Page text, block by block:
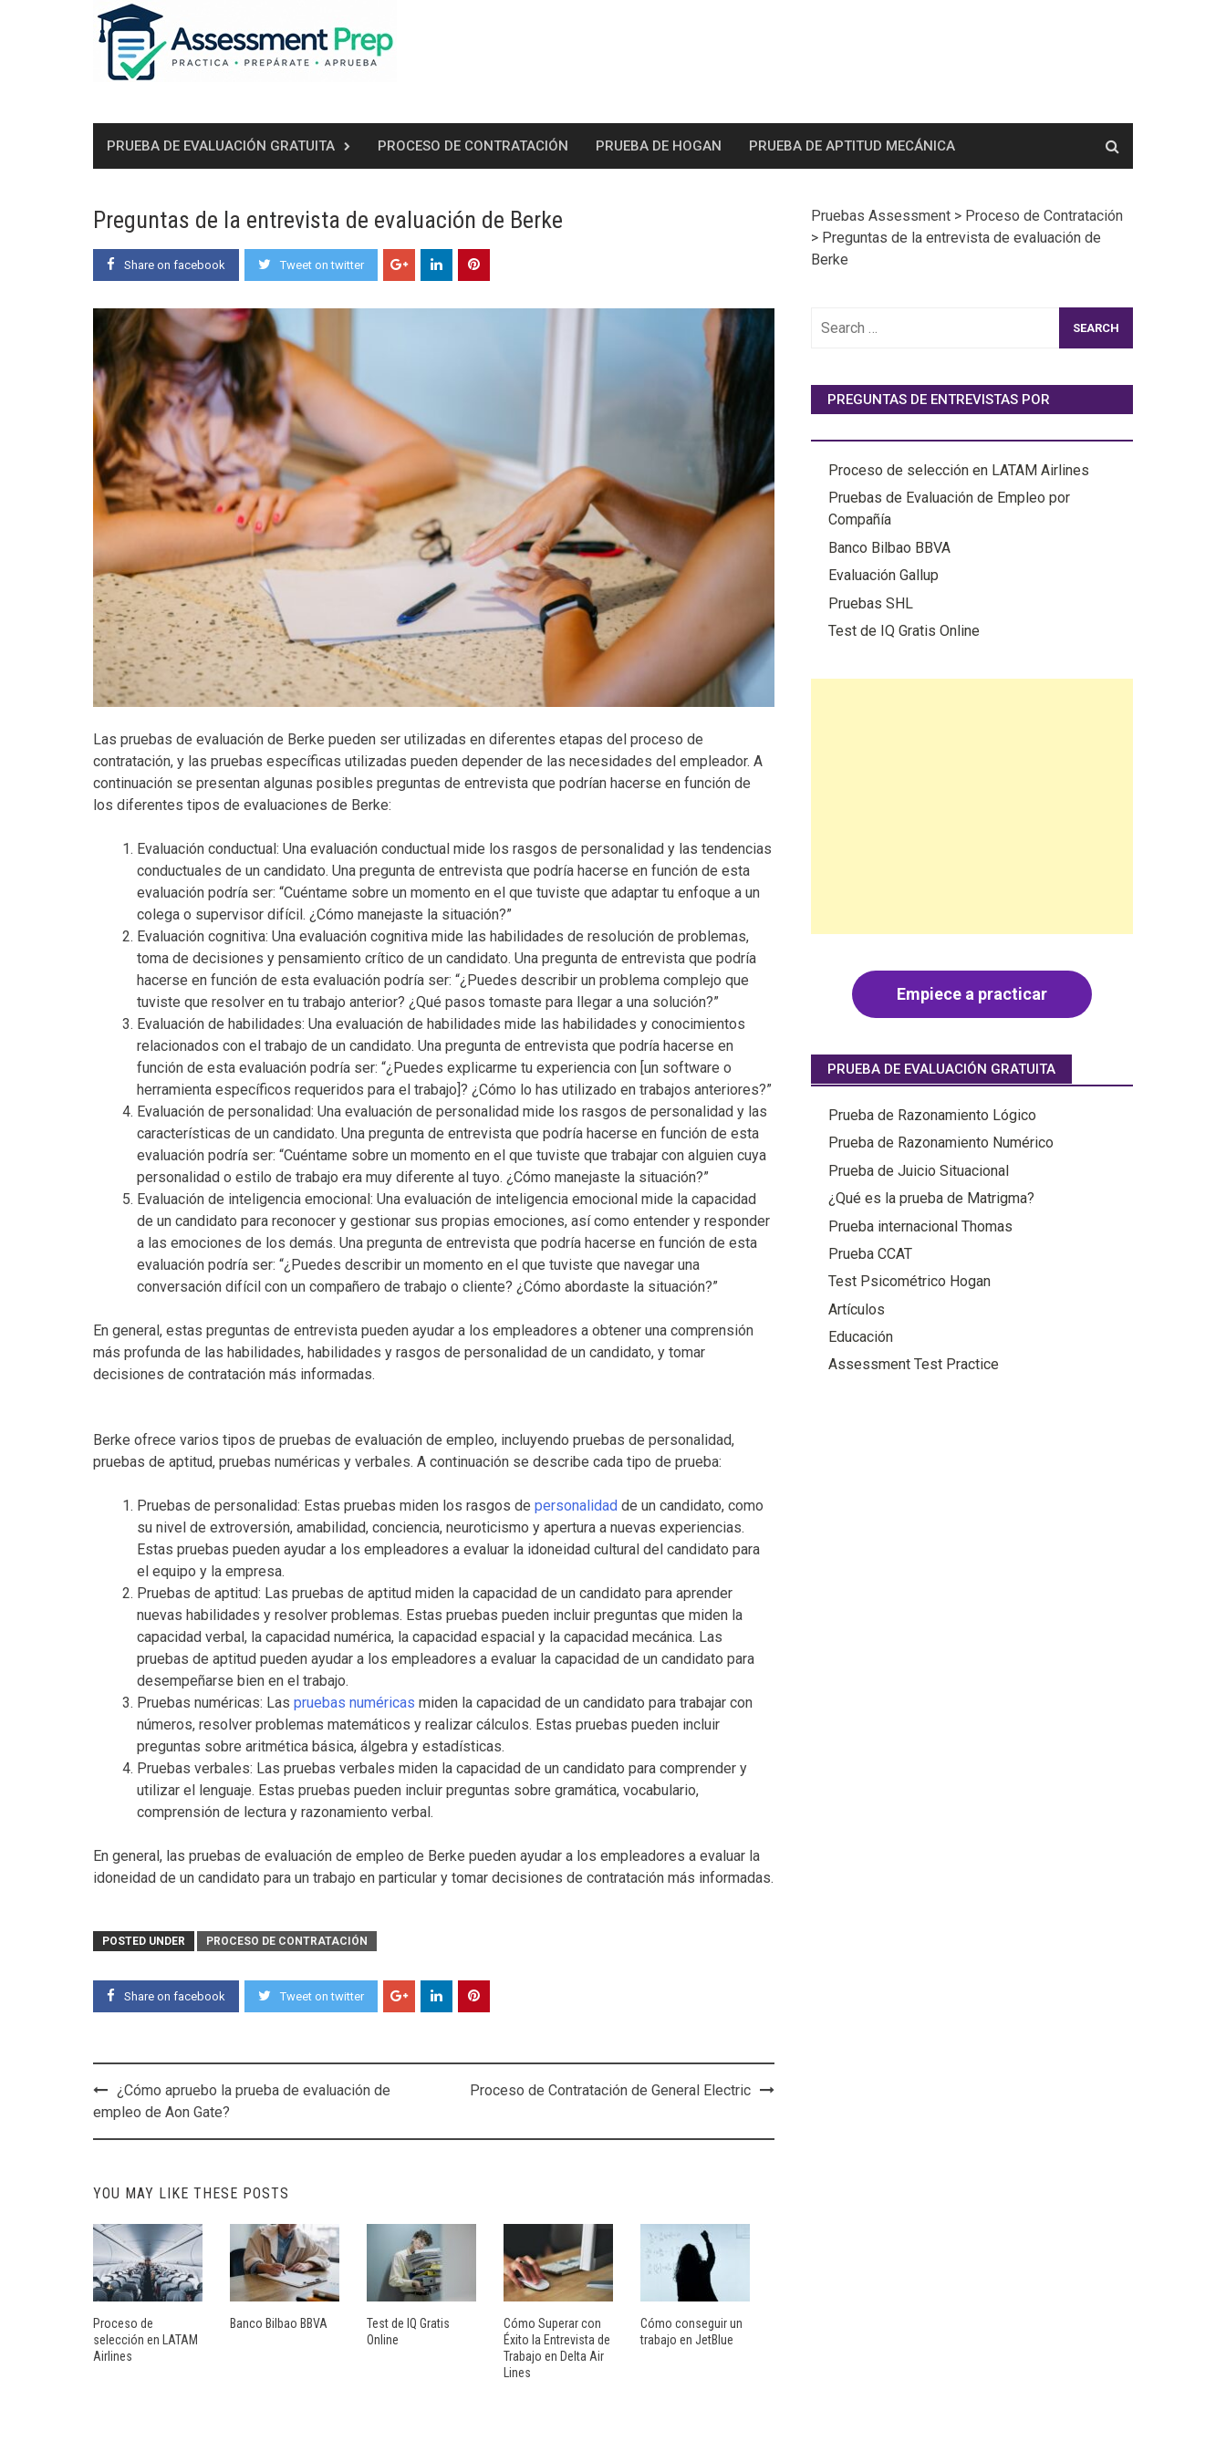
PRUEBA DE EVALUACIÓN GRATUITA PROCESO DE CONTRATACIÓN PRUEBA DE HOGAN PRUEBA DE APTITUD MECÁNICA
Preguntas de la entrevista de evaluación de Berke
Share on facebook Tweet on twitter
Las pruebas de evaluación de Berke pueden ser utilizadas en diferentes etapas del proceso de
contratación, y las pruebas específicas utilizadas pueden depender de las necesidades del empleador. A
continuación se presentan algunas posibles preguntas de entrevista que podrían hacerse en función de
los diferentes tipos de evaluaciones de Berke:
Evaluación conductual: Una evaluación conductual mide los rasgos de personalidad y las tendencias
conductuales de un candidato. Una pregunta de entrevista que podría hacerse en función de esta
evaluación podría ser: “Cuéntame sobre un momento en el que tuviste que adaptar tu enfoque a un
colega o supervisor difícil. ¿Cómo manejaste la situación?”
Evaluación cognitiva: Una evaluación cognitiva mide las habilidades de resolución de problemas,
toma de decisiones y pensamiento crítico de un candidato. Una pregunta de entrevista que podría
hacerse en función de esta evaluación podría ser: “¿Puedes describir un problema complejo que
tuviste que resolver en tu trabajo anterior? ¿Qué pasos tomaste para llegar a una solución?”
Evaluación de habilidades: Una evaluación de habilidades mide las habilidades y conocimientos
relacionados con el trabajo de un candidato. Una pregunta de entrevista que podría hacerse en
función de esta evaluación podría ser: “¿Puedes explicarme tu experiencia con [un software o
herramienta específicos requeridos para el trabajo]? ¿Cómo lo has utilizado en trabajos anteriores?”
Evaluación de personalidad: Una evaluación de personalidad mide los rasgos de personalidad y las
características de un candidato. Una pregunta de entrevista que podría hacerse en función de esta
evaluación podría ser: “Cuéntame sobre un momento en el que tuviste que trabajar con alguien cuya
personalidad o estilo de trabajo era muy diferente al tuyo. ¿Cómo manejaste la situación?”
Evaluación de inteligencia emocional: Una evaluación de inteligencia emocional mide la capacidad
de un candidato para reconocer y gestionar sus propias emociones, así como entender y responder
a las emociones de los demás. Una pregunta de entrevista que podría hacerse en función de esta
evaluación podría ser: “¿Puedes describir un momento en el que tuviste que navegar una
conversación difícil con un compañero de trabajo o cliente? ¿Cómo abordaste la situación?”
En general, estas preguntas de entrevista pueden ayudar a los empleadores a obtener una comprensión
más profunda de las habilidades, habilidades y rasgos de personalidad de un candidato, y tomar
decisiones de contratación más informadas.
Berke ofrece varios tipos de pruebas de evaluación de empleo, incluyendo pruebas de personalidad,
pruebas de aptitud, pruebas numéricas y verbales. A continuación se describe cada tipo de prueba:
Pruebas de personalidad: Estas pruebas miden los rasgos de personalidad de un candidato, como
su nivel de extroversión, amabilidad, conciencia, neuroticismo y apertura a nuevas experiencias.
Estas pruebas pueden ayudar a los empleadores a evaluar la idoneidad cultural del candidato para
el equipo y la empresa.
Pruebas de aptitud: Las pruebas de aptitud miden la capacidad de un candidato para aprender
nuevas habilidades y resolver problemas. Estas pruebas pueden incluir preguntas que miden la
capacidad verbal, la capacidad numérica, la capacidad espacial y la capacidad mecánica. Las
pruebas de aptitud pueden ayudar a los empleadores a evaluar la capacidad de un candidato para
desempeñarse bien en el trabajo.
Pruebas numéricas: Las pruebas numéricas miden la capacidad de un candidato para trabajar con
números, resolver problemas matemáticos y realizar cálculos. Estas pruebas pueden incluir
preguntas sobre aritmética básica, álgebra y estadísticas.
Pruebas verbales: Las pruebas verbales miden la capacidad de un candidato para comprender y
utilizar el lenguaje. Estas pruebas pueden incluir preguntas sobre gramática, vocabulario,
comprensión de lectura y razonamiento verbal.
En general, las pruebas de evaluación de empleo de Berke pueden ayudar a los empleadores a evaluar la
idoneidad de un candidato para un trabajo en particular y tomar decisiones de contratación más informadas.
POSTED UNDER PROCESO DE CONTRATACIÓN
Share on facebook Tweet on twitter
Post
navigation
¿Cómo apruebo la prueba de evaluación de
empleo de Aon Gate?
Proceso de Contratación de General Electric
YOU MAY LIKE THESE POSTS
Proceso de
selección en LATAM
Airlines
Banco Bilbao BBVA
Test de IQ Gratis
Online
Cómo Superar con
Éxito la Entrevista de
Trabajo en Delta Air
Lines
Cómo conseguir un
trabajo en JetBlue
Pruebas Assessment> Proceso de Contratación
> Preguntas de la entrevista de evaluación de
Berke
for:
PREGUNTAS DE ENTREVISTAS POR
Proceso de selección en LATAM Airlines
Pruebas de Evaluación de Empleo por
Compañía
Banco Bilbao BBVA
Evaluación Gallup
Pruebas SHL
Test de IQ Gratis Online
Empiece a practicar
PRUEBA DE EVALUACIÓN GRATUITA
Prueba de Razonamiento Lógico
Prueba de Razonamiento Numérico
Prueba de Juicio Situacional
¿Qué es la prueba de Matrigma?
Prueba internacional Thomas
Prueba CCAT
Test Psicométrico Hogan
Artículos
Educación
Assessment Test Practice